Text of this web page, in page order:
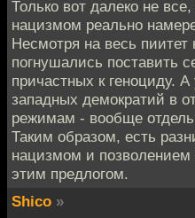
Только вот далеко не
нацизмом реально
Несмотря на весь
погнушались поставить
причастных к геноциду.
западных демократий в
режимам - вообще
Таким образом, есть
нацизмом и позволением
этим предлогом.
Shico »